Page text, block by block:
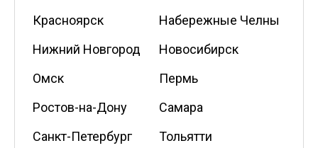
Красноярск
Набережные Челны
Нижний Новгород
Новосибирск
Омск
Пермь
Ростов-на-Дону
Самара
Санкт-Петербург
Тольятти